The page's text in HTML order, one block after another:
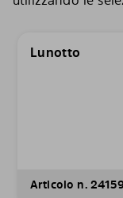
Lunotto
Articolo n.